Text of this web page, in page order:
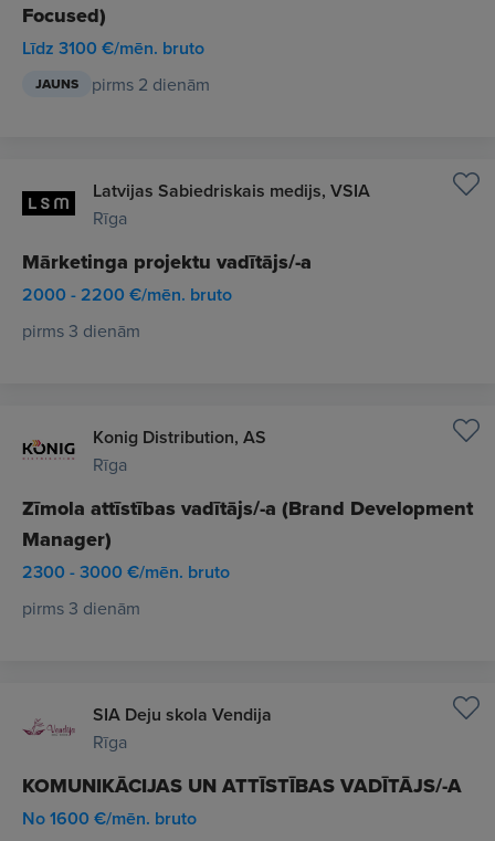
Focused)
Līdz 3100 €/mēn. bruto
JAUNS pirms 2 dienām
Latvijas Sabiedriskais medijs, VSIA
Rīga
Mārketinga projektu vadītājs/-a
2000 - 2200 €/mēn. bruto
pirms 3 dienām
Konig Distribution, AS
Rīga
Zīmola attīstības vadītājs/-a (Brand Development
Manager)
2300 - 3000 €/mēn. bruto
pirms 3 dienām
SIA Deju skola Vendija
Rīga
KOMUNIKĀCIJAS UN ATTĪSTĪBAS VADĪTĀJS/-A
No 1600 €/mēn. bruto